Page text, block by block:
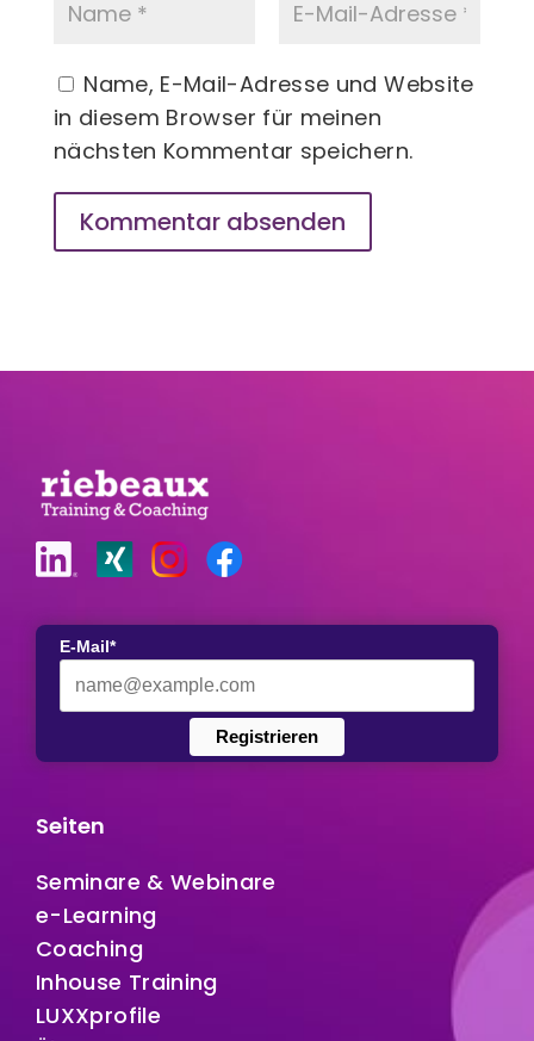
Name, E-Mail-Adresse und Website
in diesem Browser für meinen
nächsten Kommentar speichern.
E-Mail*
Registrieren
Seiten
Seminare & Webinare
e-Learning
Coaching
Inhouse Training
LUXXprofile